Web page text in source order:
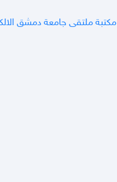
مكتبة ملتقى جامعة دمشق